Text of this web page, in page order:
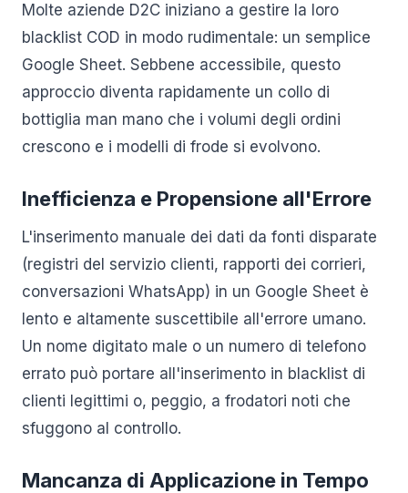
Molte aziende D2C iniziano a gestire la loro
blacklist COD in modo rudimentale: un semplice
Google Sheet. Sebbene accessibile, questo
approccio diventa rapidamente un collo di
bottiglia man mano che i volumi degli ordini
crescono e i modelli di frode si evolvono.
Inefficienza e Propensione all'Errore
L'inserimento manuale dei dati da fonti disparate
(registri del servizio clienti, rapporti dei corrieri,
conversazioni WhatsApp) in un Google Sheet è
lento e altamente suscettibile all'errore umano.
Un nome digitato male o un numero di telefono
errato può portare all'inserimento in blacklist di
clienti legittimi o, peggio, a frodatori noti che
sfuggono al controllo.
Mancanza di Applicazione in Tempo